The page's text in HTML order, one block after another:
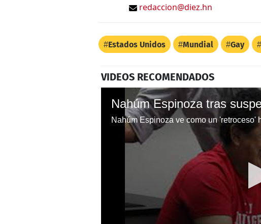
redaccion@diez.hn
Estados Unidos Mundial Gay
VIDEOS RECOMENDADOS